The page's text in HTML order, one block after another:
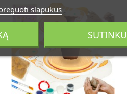
slapukus
SUTINKU